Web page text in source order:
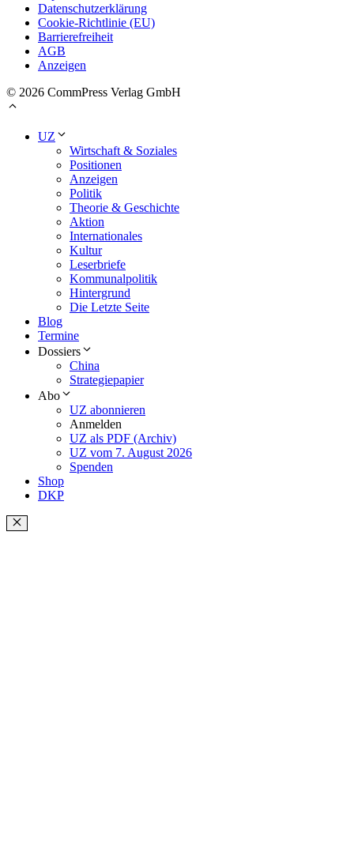
Datenschutzerklärung
Cookie-Richtlinie (EU)
Barrierefreiheit
AGB
Anzeigen
© 2026 CommPress Verlag GmbH
UZ
Wirtschaft & Soziales
Positionen
Anzeigen
Politik
Theorie & Geschichte
Aktion
Internationales
Kultur
Leserbriefe
Kommunalpolitik
Hintergrund
Die Letzte Seite
Blog
Termine
Dossiers
China
Strategiepapier
Abo
UZ abonnieren
Anmelden
UZ als PDF (Archiv)
UZ vom 7. August 2026
Spenden
Shop
DKP
Schließen